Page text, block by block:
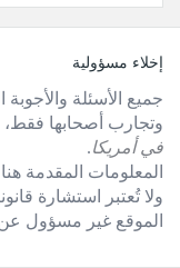
الفوترإخلاء مسؤولية
جميع الأسئلة
وتجارب أصحابها
في أمريكا.
المعلومات المقدمة
ولا تُعتبر استشارة
الموقع غير مسؤول